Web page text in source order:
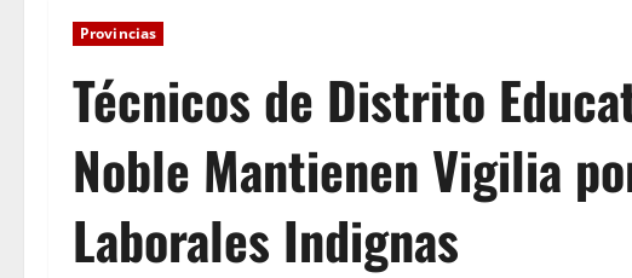
Provincias
Técnicos de Distrito
Noble Mantienen Vigilia
Laborales Indignas